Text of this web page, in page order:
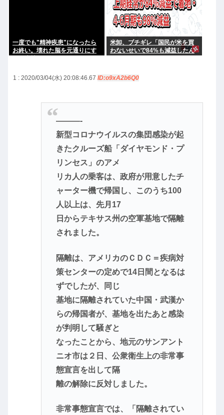
一度でも"精神疾患"になったら
お終い。壊れた脳を元通りにす
米卸、ブチギレ「国民が米を買
わないせいで84%も減益したん
1 : 2020/03/04(水) 20:08:46.67 ID:o9xA2b6Q0
———-
新型コロナウイルスの集団感染が起
きたクルーズ船「ダイヤモンド・プ
リンセス」のアメ
リカ人の乗客は、政府が用意したチ
ャーター機で帰国し、このうち100
人以上は、先月17
日からテキサス州の空軍基地で隔離
されました。
隔離は、アメリカのＣＤＣ＝疾病対
策センターの定めで14日間となるは
ずでしたが、同じ
基地に隔離されていた中国・武漢か
らの帰国者が、基地を出たあと感染
が判明して騒ぎと
なったことから、地元のサンアント
ニオ市は２日、公衆衛生上の非常事
態宣言を出して隔
離の解除に反対しました。
非常事態宣言では、「隔離されてい